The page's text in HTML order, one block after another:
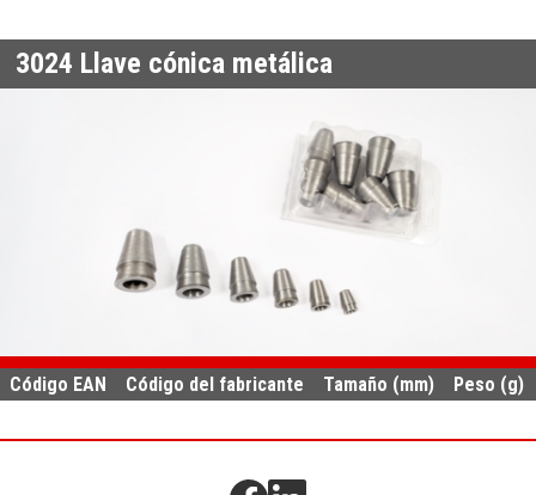
3024 Llave cónica metálica
Código EAN Código del fabricante Tamaño (mm) Peso (g)